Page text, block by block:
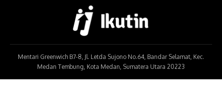
Mentari Greenwich B7-8, Jl. Letda Sujono No.64, Bandar Selamat, Kec.
Medan Tembung, Kota Medan, Sumatera Utara 20223